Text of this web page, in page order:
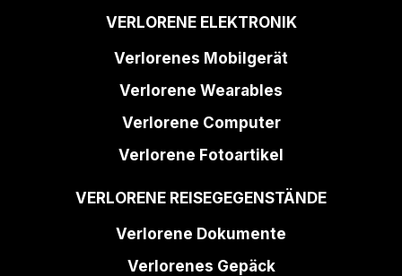
VERLORENE ELEKTRONIK
Verlorenes Mobilgerät
Verlorene Wearables
Verlorene Computer
Verlorene Fotoartikel
VERLORENE REISEGEGENSTÄNDE
Verlorene Dokumente
Verlorenes Gepäck